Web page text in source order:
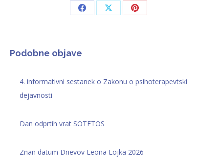
Share Share Share
Podobne objave
4. informativni sestanek o Zakonu o psihoterapevtski
dejavnosti
Dan odprtih vrat SOTETOS
Znan datum Dnevov Leona Lojka 2026